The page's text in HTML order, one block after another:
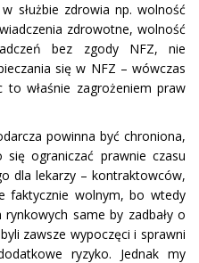
służbie zdrowia np. wolność
zdrowotne, wolność
bez zgody NFZ, nie
się w NFZ – wówczas
to właśnie zagrożeniem praw
powinna być chroniona,
ograniczać prawnie czasu
dla lekarzy – kontraktowców,
faktycznie wolnym, bo wtedy
same by zadbały o
zawsze wypoczęci i sprawni
ryzyko. Jednak my